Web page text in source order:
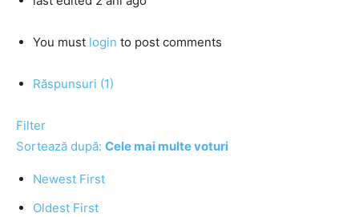
You must login to post comments
Răspunsuri (1)
Filter
Sortează după: Cele mai multe voturi
Newest First
Oldest First